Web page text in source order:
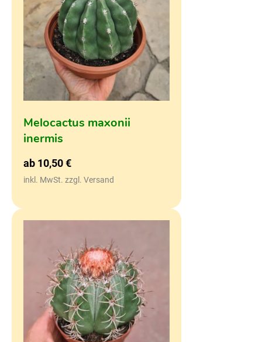
Melocactus maxonii
inermis
ab 10,50€
inkl. MwSt. zzgl. Versand